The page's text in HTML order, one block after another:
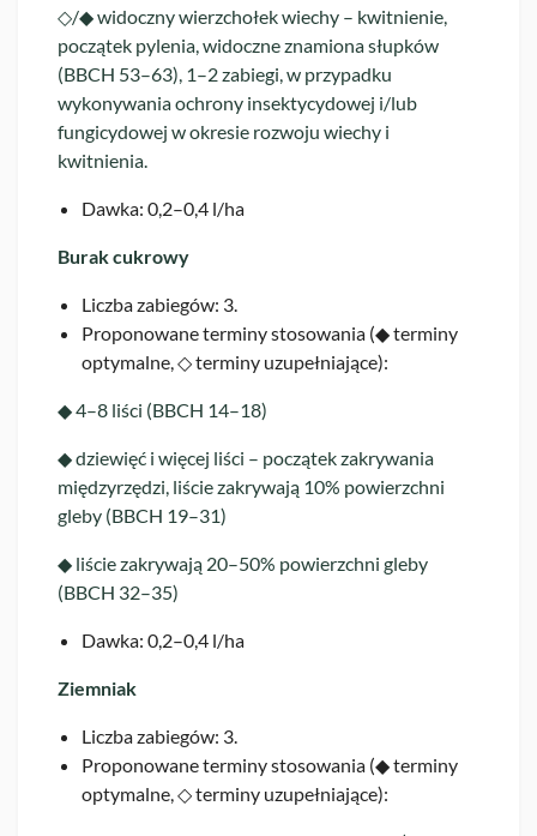
◇/◆ widoczny wierzchołek wiechy – kwitnienie,
początek pylenia, widoczne znamiona słupków
(BBCH 53–63), 1–2 zabiegi, w przypadku
wykonywania ochrony insektycydowej i/lub
fungicydowej w okresie rozwoju wiechy i
kwitnienia.
Dawka: 0,2–0,4 l/ha
Burak cukrowy
Liczba zabiegów: 3.
Proponowane terminy stosowania (◆ terminy
optymalne, ◇ terminy uzupełniające):
◆ 4–8 liści (BBCH 14–18)
◆ dziewięć i więcej liści – początek zakrywania
międzyrzędzi, liście zakrywają 10% powierzchni
gleby (BBCH 19–31)
◆ liście zakrywają 20–50% powierzchni gleby
(BBCH 32–35)
Dawka: 0,2–0,4 l/ha
Ziemniak
Liczba zabiegów: 3.
Proponowane terminy stosowania (◆ terminy
optymalne, ◇ terminy uzupełniające):